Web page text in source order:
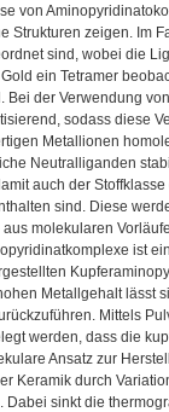
von
zeigen. Im
sind, wobei die
ein Tetramer
der Verwendung
sodass diese
Metallionen
Neutralliganden
auch der
sind. Diese
molekularen
ist
Metallgehalt lässt
Mittels
werden, dass die
Ansatz zur
Keramik durch
sinkt die